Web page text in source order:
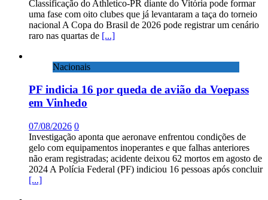
Classificação do Athletico-PR diante do Vitória pode formar
uma fase com oito clubes que já levantaram a taça do torneio
nacional A Copa do Brasil de 2026 pode registrar um cenário
raro nas quartas de [...]
Nacionais
PF indicia 16 por queda de avião da Voepass
em Vinhedo
07/08/2026 0
Investigação aponta que aeronave enfrentou condições de
gelo com equipamentos inoperantes e que falhas anteriores
não eram registradas; acidente deixou 62 mortos em agosto de
2024 A Polícia Federal (PF) indiciou 16 pessoas após concluir
[...]